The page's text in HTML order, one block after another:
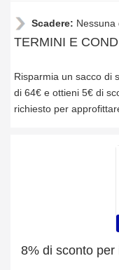
Scadere: Nessuna
TERMINI E
Risparmia un sacco di
di 64€ e ottieni 5€ di
richiesto per
8% di sconto